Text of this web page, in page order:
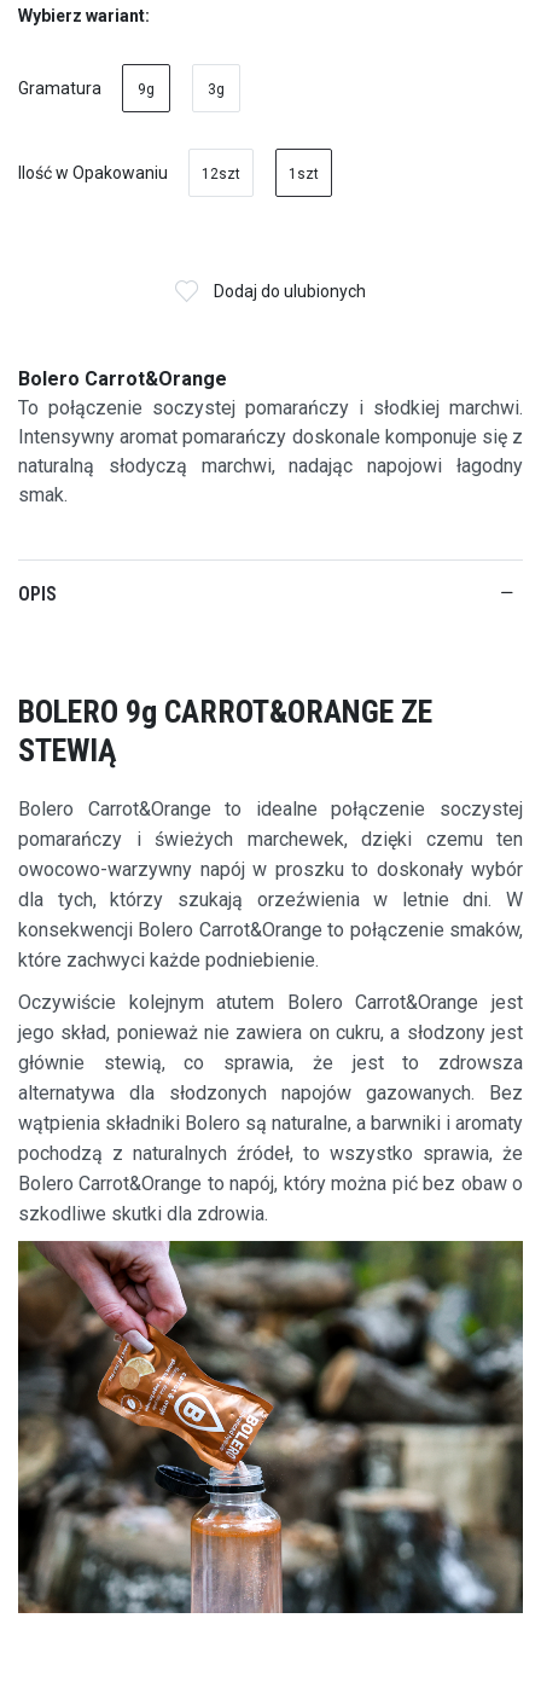
Wybierz wariant:
Gramatura 9g 3g
Ilość w Opakowaniu 12szt 1szt
Dodaj do ulubionych
Bolero Carrot&Orange
To połączenie soczystej pomarańczy i słodkiej marchwi.
Intensywny aromat pomarańczy doskonale komponuje się z
naturalną słodyczą marchwi, nadając napojowi łagodny
smak.
OPIS
BOLERO 9g CARROT&ORANGE ZE
STEWIĄ
Bolero Carrot&Orange to idealne połączenie soczystej
pomarańczy i świeżych marchewek, dzięki czemu ten
owocowo-warzywny napój w proszku to doskonały wybór
dla tych, którzy szukają orzeźwienia w letnie dni. W
konsekwencji Bolero Carrot&Orange to połączenie smaków,
które zachwyci każde podniebienie.
Oczywiście kolejnym atutem Bolero Carrot&Orange jest
jego skład, ponieważ nie zawiera on cukru, a słodzony jest
głównie stewią, co sprawia, że jest to zdrowsza
alternatywa dla słodzonych napojów gazowanych. Bez
wątpienia składniki Bolero są naturalne, a barwniki i aromaty
pochodzą z naturalnych źródeł, to wszystko sprawia, że
Bolero Carrot&Orange to napój, który można pić bez obaw o
szkodliwe skutki dla zdrowia.